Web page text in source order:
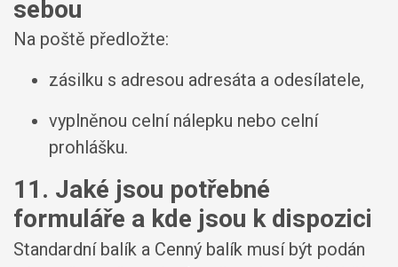
sebou
Na poště předložte:
zásilku s adresou adresáta a odesílatele,
vyplněnou celní nálepku nebo celní
prohlášku.
11. Jaké jsou potřebné
formuláře a kde jsou k dispozici
Standardní balík a Cenný balík musí být podán